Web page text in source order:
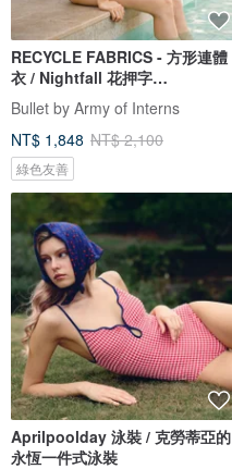
RECYCLE FABRICS - 方形連體
衣 / Nightfall 花押字
BLT064NIGH
Bullet by Army of Interns
NT$ 1,848 NT$ 2,100
綠色友善
Aprilpoolday 泳裝 / 克勞蒂亞的
永恆一件式泳裝